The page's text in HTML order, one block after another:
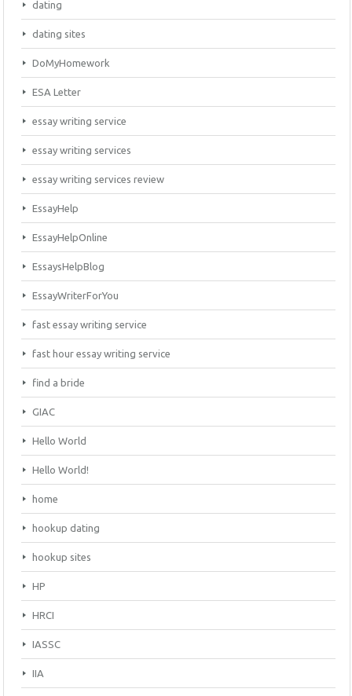
dating
dating sites
DoMyHomework
ESA Letter
essay writing service
essay writing services
essay writing services review
EssayHelp
EssayHelpOnline
EssaysHelpBlog
EssayWriterForYou
fast essay writing service
fast hour essay writing service
find a bride
GIAC
Hello World
Hello World!
home
hookup dating
hookup sites
HP
HRCI
IASSC
IIA